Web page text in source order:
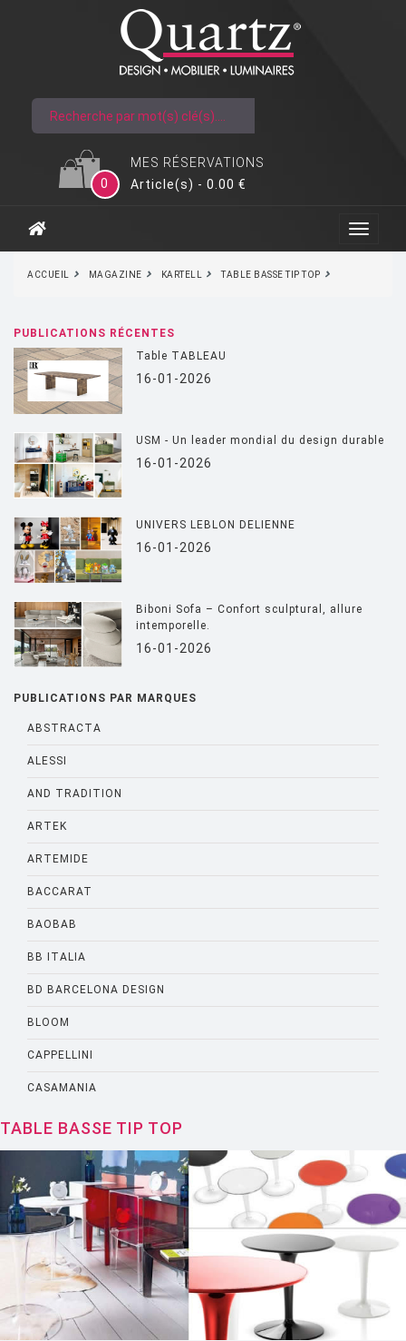
MES RÉSERVATIONS
0
Article(s) - 0.00 €
ACCUEIL MAGAZINE KARTELL TABLE BASSE TIP TOP
PUBLICATIONS RÉCENTES
Table TABLEAU
16-01-2026
USM - Un leader mondial du design durable
16-01-2026
UNIVERS LEBLON DELIENNE
16-01-2026
Biboni Sofa – Confort sculptural, allure
intemporelle.
16-01-2026
PUBLICATIONS PAR MARQUES
ABSTRACTA
ALESSI
AND TRADITION
ARTEK
ARTEMIDE
BACCARAT
BAOBAB
BB ITALIA
BD BARCELONA DESIGN
BLOOM
CAPPELLINI
CASAMANIA
CASSINA
CATELLANI AND SMITH
CATTELANI AND SMITH
CINNA
CLASSICON
CRASSEVIG
DESALTO
TABLE BASSE TIP TOP